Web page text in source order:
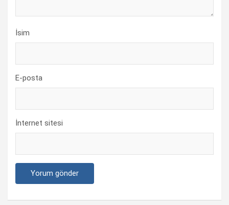
İsim
E-posta
İnternet sitesi